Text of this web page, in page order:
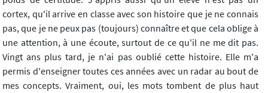
cortex, qu'il arrive en classe avec son histoire que je ne connais
pas, que je ne peux pas (toujours) connaître et que cela oblige à
une attention, à une écoute, surtout de ce qu'il ne me dit pas.
Vingt ans plus tard, je n'ai pas oublié cette histoire. Elle m'a
permis d'enseigner toutes ces années avec un radar au bout de
mes concepts. Vraiment, oui, les mots tombent de plus haut